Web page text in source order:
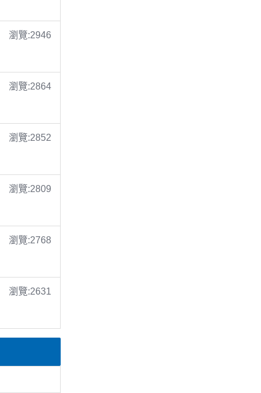
瀏覽:2946
瀏覽:2864
瀏覽:2852
瀏覽:2809
瀏覽:2768
瀏覽:2631